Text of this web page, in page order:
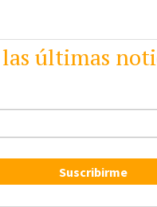
últimas
Suscribirme